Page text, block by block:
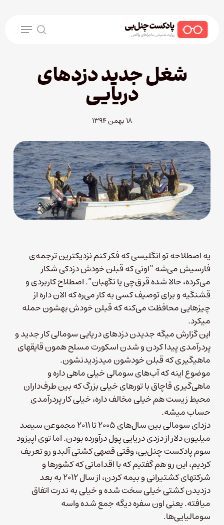
search
Menu
شغل جدید دزدهای
دریایی
۱۸ بهمن ۱۳۹۴
یه اصطلاحه تو انگلیسی که فکر کنم نزدیکترین ترجمه‌ی
فارسیش می‌شه “اونی که قبلن خودش دزدکی شکار
می‌کرده، حالا شده قرق‌چی یا نگهبان”. اصطلاح کاربردی و
قشنگیه و برای توصیف کسی به کار می‌ره که الان داره از
چیزهایی محافظت می‌کنه که قبلن خودش بهشون حمله
میکرد.
این گزارش میگه جدیدن دزدهای دریایی سومالی کار جدید و
پردرآمدی پیدا کردن و شدن اسکورت مسلح همون قایقهای
ماهیگیری که قبلن خودشون میدزدیدنشون.
موضوع اینه که آب‌های سومالی خیلی ماهی داره و
ماهی‌گیری قاچاق با تورهای خیلی بزرگ که بین طرف‌داران
محیط زیست هم خیلی مخالف داره، خیلی کار پردرآمدی
حساب میشه.
دزدای سومالی بین سال‌های ۲۰۰۵ تا ۲۰۱۱ مجموعن سیصد
میلیون دلار از دزدی دریایی پول درآورده بودن. اما توی اپیزود
سوم پادکست چنل‌بی، وقتی قصهی کشتی آلبدو رو تعریف
کردیم، این رو هم گفتیم که با اقداماتی که کشورها و
شرکتهای کشتیرانی و بیمه کردن، از سال ۲۰۱۲ به بعد
دزدیدن کشتی‌ خیلی سخت شده و خیلی به ندرت اتفاق
میافته. یعنی اون سفره دیگه جمع شده واسه
سومالیایی‌ها.